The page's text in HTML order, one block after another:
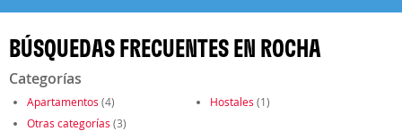
BÚSQUEDAS FRECUENTES EN ROCHA
Categorías
Apartamentos (4) Hostales (1)
Otras categorías (3)